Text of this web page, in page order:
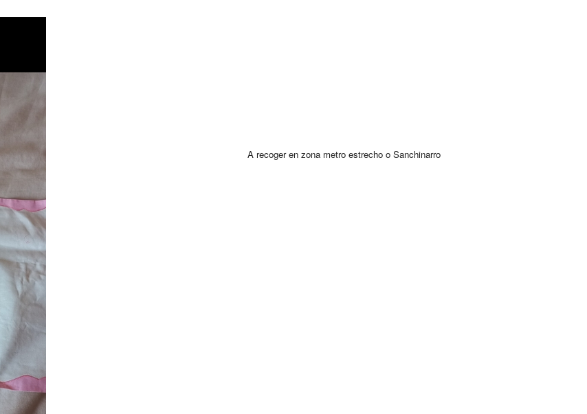
A recoger en zona metro estrecho o Sanchinarro